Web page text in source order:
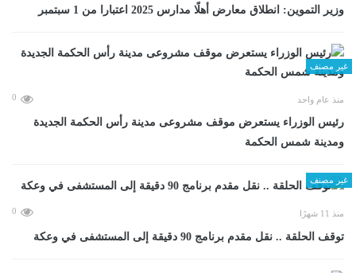
وزير التموين: انطلاق معارض أهلًا مدارس 2025 اعتبارا من 1 سبتمبر
غير مصنف
منذ عام واحد 0
رئيس الوزراء يستعرض موقف مشروعى مدينة رأس الحكمة الجديدة
ومدينة شمس الحكمة
غير مصنف
منذ 11 شهرًا 0
توقف الحلقة .. نقل مقدم برنامج 90 دقيقة إلى المستشفى في وعكة